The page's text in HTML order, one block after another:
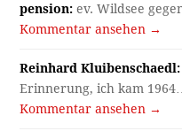
pension: ev. Wildsee
Kommentar ansehen →
Reinhard Kluibenschaedl:
Erinnerung, ich kam 1964…
Kommentar ansehen →